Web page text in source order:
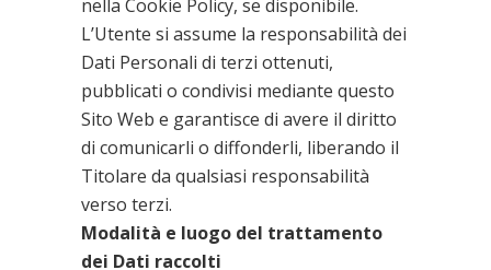
nella Cookie Policy, se disponibile.
L’Utente si assume la responsabilità dei
Dati Personali di terzi ottenuti,
pubblicati o condivisi mediante questo
Sito Web e garantisce di avere il diritto
di comunicarli o diffonderli, liberando il
Titolare da qualsiasi responsabilità
verso terzi.
Modalità e luogo del trattamento
dei Dati raccolti